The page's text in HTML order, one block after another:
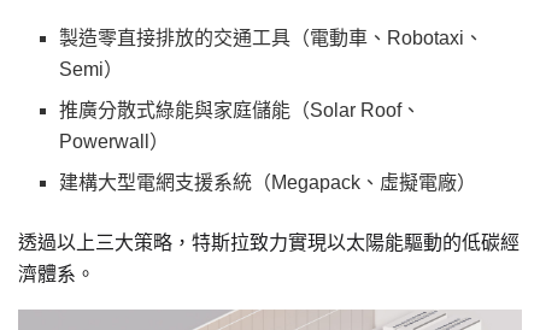
製造零直接排放的交通工具（電動車、Robotaxi、
Semi）
推廣分散式綠能與家庭儲能（Solar Roof、
Powerwall）
建構大型電網支援系統（Megapack、虛擬電廠）
透過以上三大策略，特斯拉致力實現以太陽能驅動的低碳經
濟體系。